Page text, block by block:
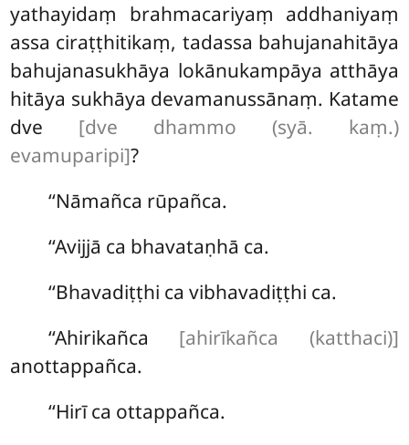
yathayidaṃ brahmacariyaṃ addhaniyaṃ
assa ciraṭṭhitikaṃ, tadassa bahujanahitāya
bahujanasukhāya lokānukampāya atthāya
hitāya sukhāya devamanussānaṃ. Katame
dve [dve dhammo (syā. kaṃ.)
evamuparipi]?
‘‘Nāmañca rūpañca.
‘‘Avijjā ca bhavataṇhā ca.
‘‘Bhavadiṭṭhi ca vibhavadiṭṭhi ca.
‘‘Ahirikañca [ahirīkañca (katthaci)]
anottappañca.
‘‘Hirī ca ottappañca.